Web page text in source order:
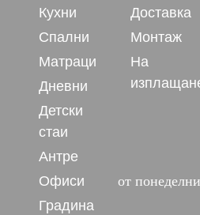
Кухни
Спални
Матраци
Дневни
Детски
стаи
Антре
Офиси
Градина
Доставка
Монтаж
На
от